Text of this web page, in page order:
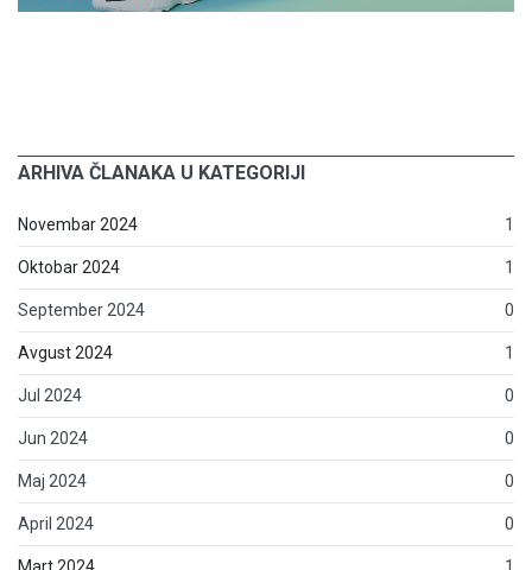
ARHIVA ČLANAKA U KATEGORIJI
Novembar 2024 1
Oktobar 2024 1
September 2024 0
Avgust 2024 1
Jul 2024 0
Jun 2024 0
Maj 2024 0
April 2024 0
Mart 2024 1